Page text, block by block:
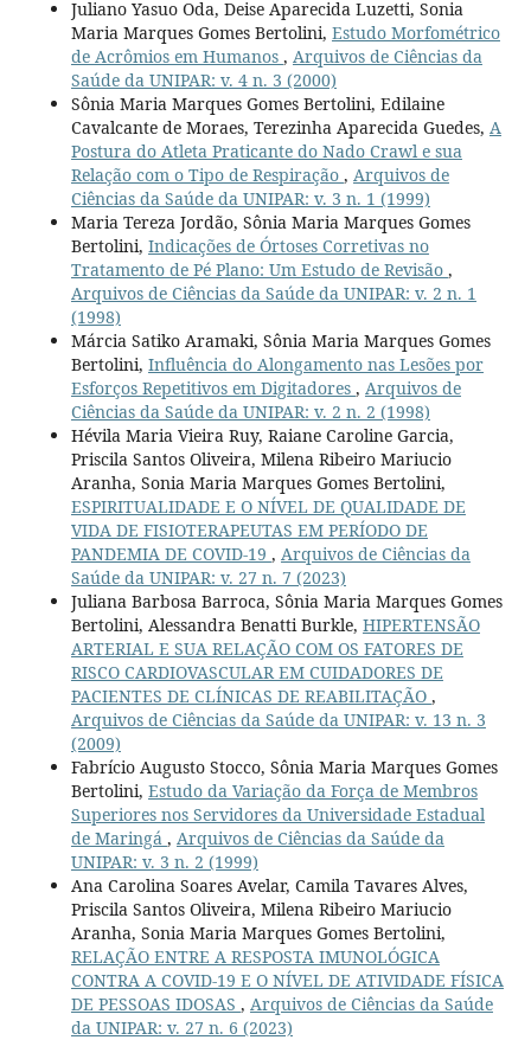
Juliano Yasuo Oda, Deise Aparecida Luzetti, Sonia
Maria Marques Gomes Bertolini, Estudo Morfométrico
de Acrômios em Humanos , Arquivos de Ciências da
Saúde da UNIPAR: v. 4 n. 3 (2000)
Sônia Maria Marques Gomes Bertolini, Edilaine
Cavalcante de Moraes, Terezinha Aparecida Guedes, A
Postura do Atleta Praticante do Nado Crawl e sua
Relação com o Tipo de Respiração , Arquivos de
Ciências da Saúde da UNIPAR: v. 3 n. 1 (1999)
Maria Tereza Jordão, Sônia Maria Marques Gomes
Bertolini, Indicações de Órtoses Corretivas no
Tratamento de Pé Plano: Um Estudo de Revisão ,
Arquivos de Ciências da Saúde da UNIPAR: v. 2 n. 1
(1998)
Márcia Satiko Aramaki, Sônia Maria Marques Gomes
Bertolini, Influência do Alongamento nas Lesões por
Esforços Repetitivos em Digitadores , Arquivos de
Ciências da Saúde da UNIPAR: v. 2 n. 2 (1998)
Hévila Maria Vieira Ruy, Raiane Caroline Garcia,
Priscila Santos Oliveira, Milena Ribeiro Mariucio
Aranha, Sonia Maria Marques Gomes Bertolini,
ESPIRITUALIDADE E O NÍVEL DE QUALIDADE DE
VIDA DE FISIOTERAPEUTAS EM PERÍODO DE
PANDEMIA DE COVID-19 , Arquivos de Ciências da
Saúde da UNIPAR: v. 27 n. 7 (2023)
Juliana Barbosa Barroca, Sônia Maria Marques Gomes
Bertolini, Alessandra Benatti Burkle, HIPERTENSÃO
ARTERIAL E SUA RELAÇÃO COM OS FATORES DE
RISCO CARDIOVASCULAR EM CUIDADORES DE
PACIENTES DE CLÍNICAS DE REABILITAÇÃO ,
Arquivos de Ciências da Saúde da UNIPAR: v. 13 n. 3
(2009)
Fabrício Augusto Stocco, Sônia Maria Marques Gomes
Bertolini, Estudo da Variação da Força de Membros
Superiores nos Servidores da Universidade Estadual
de Maringá , Arquivos de Ciências da Saúde da
UNIPAR: v. 3 n. 2 (1999)
Ana Carolina Soares Avelar, Camila Tavares Alves,
Priscila Santos Oliveira, Milena Ribeiro Mariucio
Aranha, Sonia Maria Marques Gomes Bertolini,
RELAÇÃO ENTRE A RESPOSTA IMUNOLÓGICA
CONTRA A COVID-19 E O NÍVEL DE ATIVIDADE FÍSICA
DE PESSOAS IDOSAS , Arquivos de Ciências da Saúde
da UNIPAR: v. 27 n. 6 (2023)